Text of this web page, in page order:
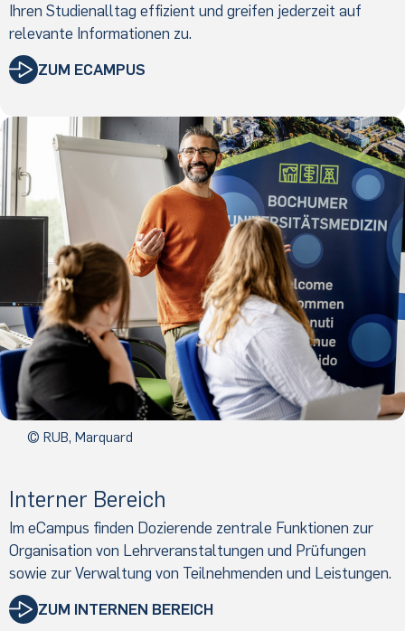
Ihren Studienalltag effizient und greifen jederzeit auf
relevante Informationen zu.
ZUM ECAMPUS
© RUB, Marquard
Interner Bereich
Im eCampus finden Dozierende zentrale Funktionen zur
Organisation von Lehrveranstaltungen und Prüfungen
sowie zur Verwaltung von Teilnehmenden und Leistungen.
ZUM INTERNEN BEREICH